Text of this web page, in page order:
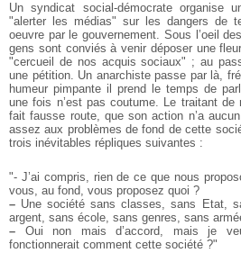
Un syndicat social-démocrate organise
"alerter les médias" sur les dangers de
oeuvre par le gouvernement. Sous l’oeil
gens sont conviés à venir déposer une
"cercueil de nos acquis sociaux" ; au
une pétition. Un anarchiste passe par là,
humeur pimpante il prend le temps de
une fois n’est pas coutume. Le traitant de
fait fausse route, que son action n’a
assez aux problèmes de fond de cette
trois inévitables répliques suivantes :
"- J’ai compris, rien de ce que nous
vous, au fond, vous proposez quoi ?
– Une société sans classes, sans Etat,
argent, sans école, sans genres, sans
– Oui non mais d’accord, mais je
fonctionnerait comment cette société ?"